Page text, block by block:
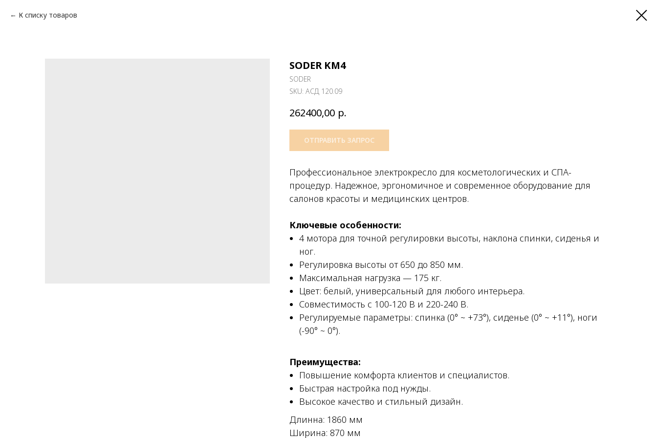
К списку товаров
SODER KM4
SODER
SKU: АСД 120.09
262400,00 р.
ОТПРАВИТЬ ЗАПРОС
Профессиональное электрокресло для косметологических и СПА-
процедур. Надежное, эргономичное и современное оборудование для
салонов красоты и медицинских центров.
Ключевые особенности:
4 мотора для точной регулировки высоты, наклона спинки, сиденья и
ног.
Регулировка высоты от 650 до 850 мм.
Максимальная нагрузка — 175 кг.
Цвет: белый, универсальный для любого интерьера.
Совместимость с 100-120 В и 220-240 В.
Регулируемые параметры: спинка (0° ~ +73°), сиденье (0° ~ +11°), ноги
(-90° ~ 0°).
Преимущества:
Повышение комфорта клиентов и специалистов.
Быстрая настройка под нужды.
Высокое качество и стильный дизайн.
Длинна: 1860 мм
Ширина: 870 мм